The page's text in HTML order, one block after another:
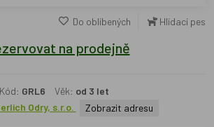
Do oblíbených Hlídací pes
na prodejně
Kód: GRL6 Věk: od 3 let
Odry, s.r.o. Zobrazit adresu